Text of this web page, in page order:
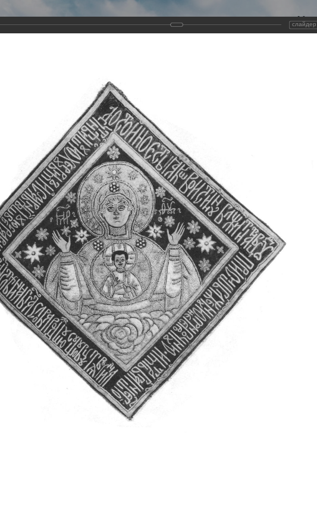
Виртуальный
Новомучеников и
Земли
Сайт создан по благословлению
Наследники Галерея
Главная Галерея Храмы-мученики Архангельска Свято-Троицкий собор
Свято-Троицкий собор
Свято-Троицкий собор Архангельска
Сегодня мы можем говорить, что Архангельск в большей мере, чем другие
пострадал от целенаправленных систематических разрушений, в
выдающихся памятников архитектуры. Больше всего по старому
вызванная борьбой с религией, набравшая особую силу в конце 20 –х
разрушение православного центра архангельской губернии - ансамбля
Возникнув в начале XVIII века в центре Архангельска,
двухэтажный Троицкий собор, сразу превратился в зрительную и
XVIII веке по масштабам ему не было равных на Севере. Вплоть до
оставался самым высоким и значительным из городских строений
Один из самых больших и светлых соборов России воплотил в себе яркую
портового города с отраженными в ней архитектурными течениями
слайдер